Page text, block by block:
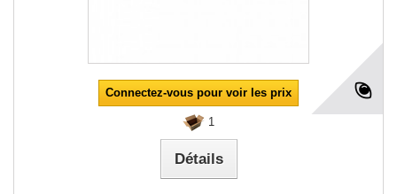
Connectez-vous pour voir les prix
1
Détails